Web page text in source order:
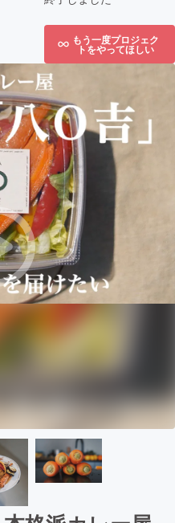
もう一度プロジェク
トをやってほしい